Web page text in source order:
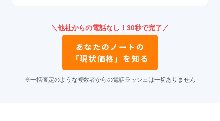
＼他社からの電話なし！30秒で完了／
あなたの ノート の
「現状価格」を知る
※一括査定のような複数者からの電話ラッシュは一切ありません